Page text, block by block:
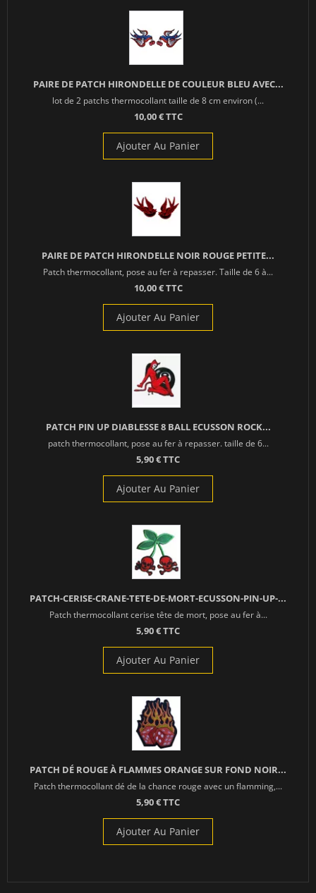
PAIRE DE PATCH HIRONDELLE DE COULEUR BLEU AVEC...
lot de 2 patchs thermocollant taille de 8 cm environ (...
10,00 € TTC
Ajouter Au Panier
PAIRE DE PATCH HIRONDELLE NOIR ROUGE PETITE...
Patch thermocollant, pose au fer à repasser. Taille de 6 à...
10,00 € TTC
Ajouter Au Panier
PATCH PIN UP DIABLESSE 8 BALL ECUSSON ROCK...
patch thermocollant, pose au fer à repasser. taille de 6...
5,90 € TTC
Ajouter Au Panier
PATCH-CERISE-CRANE-TETE-DE-MORT-ECUSSON-PIN-UP-...
Patch thermocollant cerise tête de mort, pose au fer à...
5,90 € TTC
Ajouter Au Panier
PATCH DÉ ROUGE À FLAMMES ORANGE SUR FOND NOIR...
Patch thermocollant dé de la chance rouge avec un flamming,...
5,90 € TTC
Ajouter Au Panier